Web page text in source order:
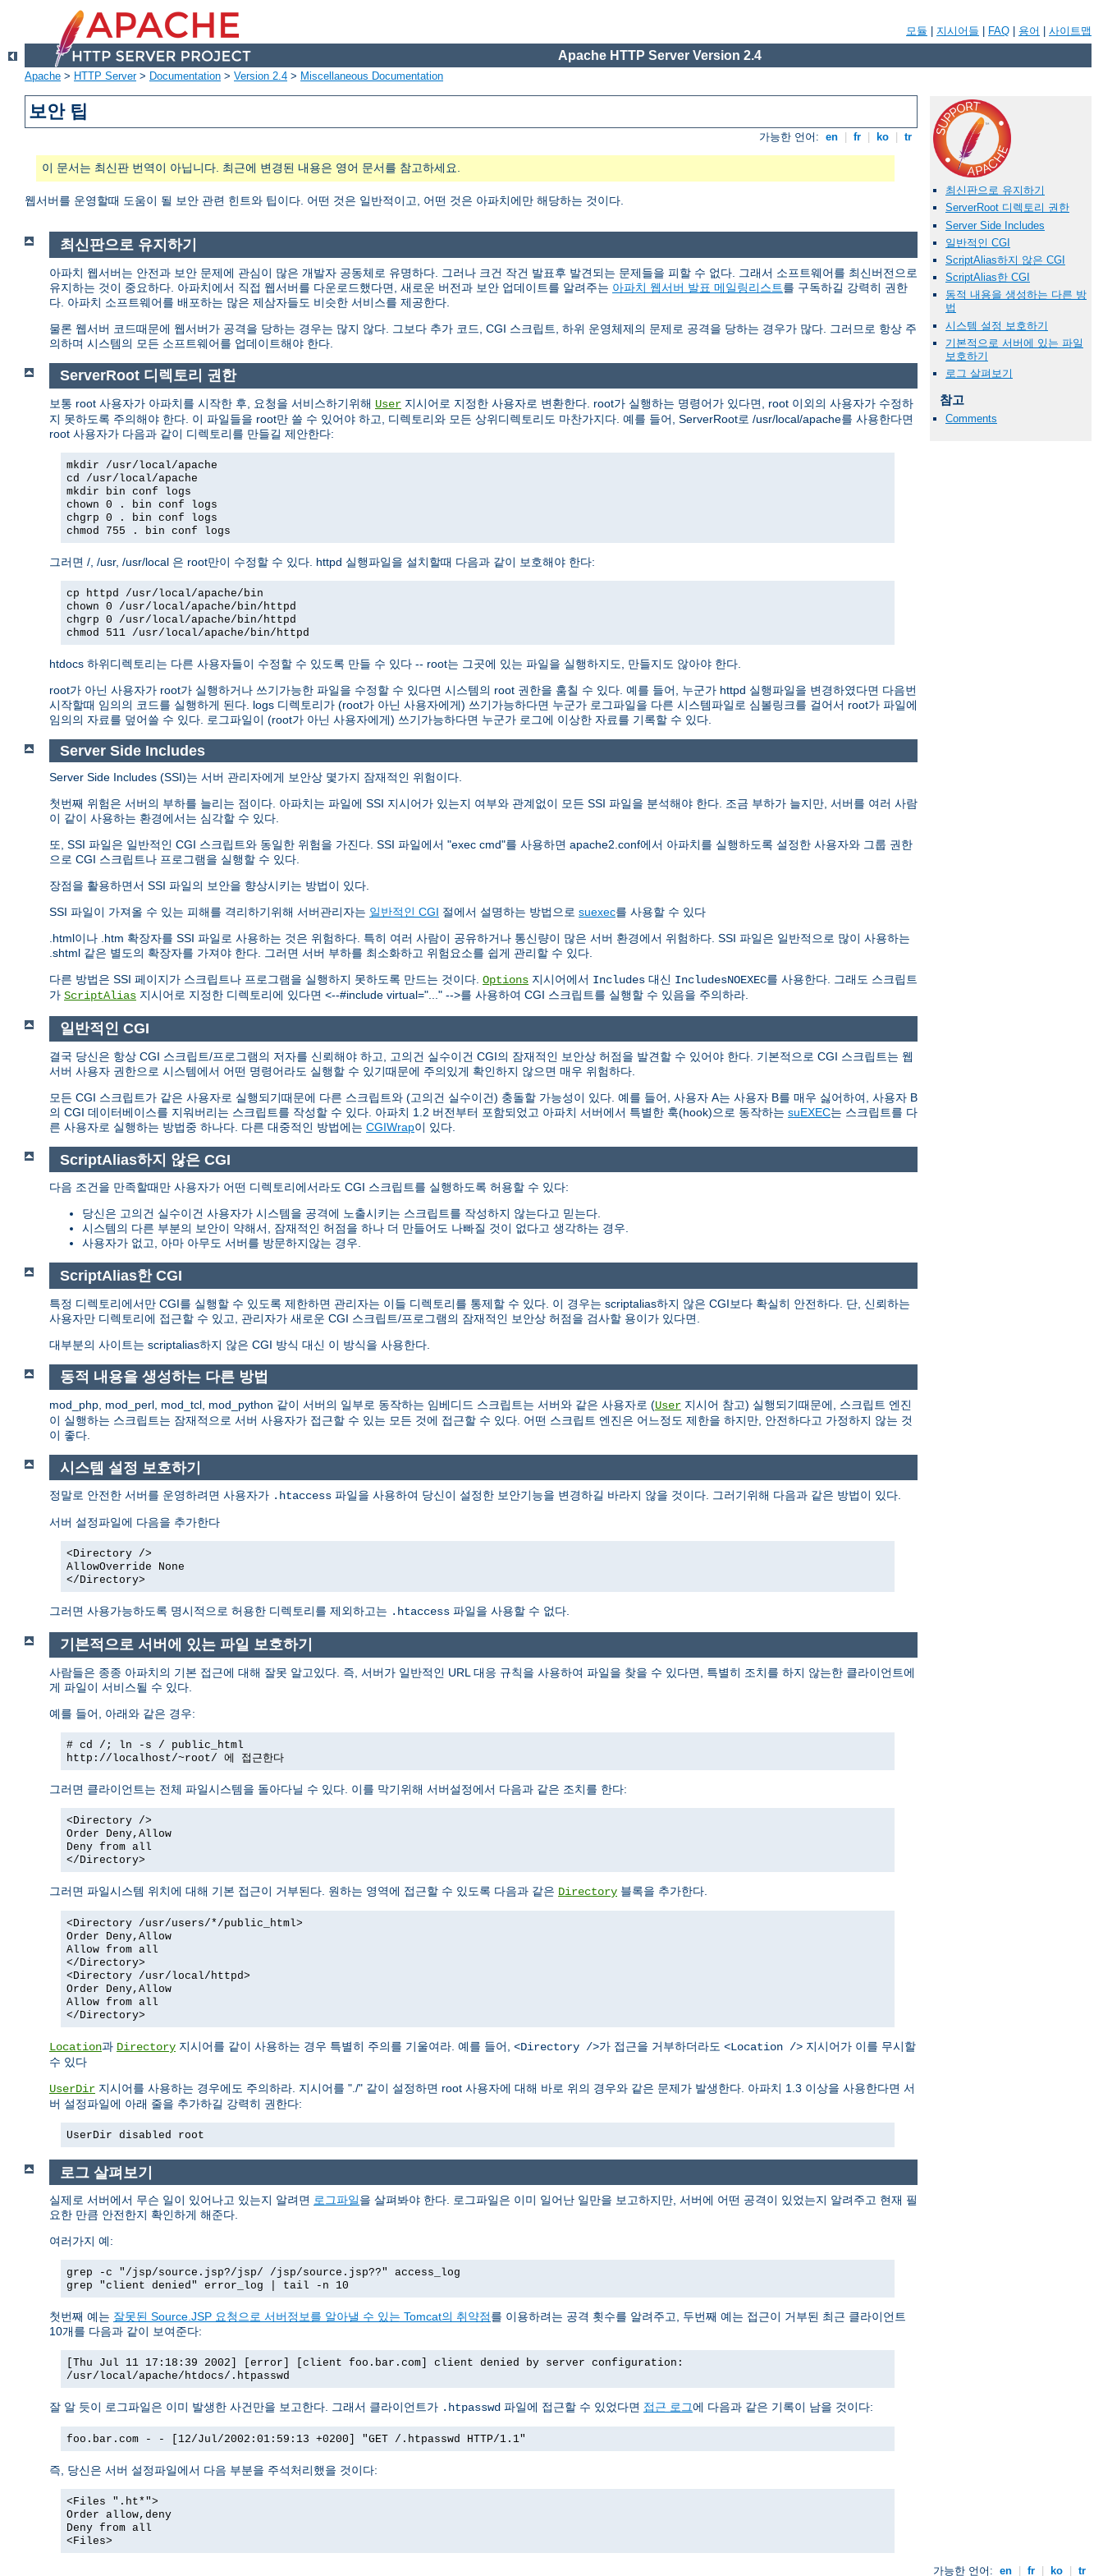
모듈 지시어들 FAQ 용어 사이트맵
Apache HTTP Server Version 2.4
Apache > HTTP Server> Documentation > Version 2.4 > Miscellaneous Documentation
보안 팁
가능한 언어: en fr ko tr
이 문서는 최신판 번역이 아닙니다. 최근에 변경된 내용은 영어 문서를 참고하세요.
웹서버를 운영할때 도움이 될 보안 관련 힌트와 팁이다. 어떤 것은 일반적이고, 어떤 것은 아파치에만 해당하는 것이다.
최신판으로 유지하기
ServerRoot 디렉토리 권한
Server Side Includes
일반적인 CGI
ScriptAlias하지 않은 CGI
ScriptAlias한 CGI
동적 내용을 생성하는 다른 방
법
시스템 설정 보호하기
기본적으로 서버에 있는 파일
보호하기
로그 살펴보기
참고
Comments
최신판으로 유지하기
아파치 웹서버는 안전과 보안 문제에 관심이 많은 개발자 공동체로 유명하다. 그러나 크건 작건 발표후 발견되는 문제들을 피할 수 없다. 그래서 소프트웨어를 최신버전으로
유지하는 것이 중요하다. 아파치에서 직접 웹서버를 다운로드했다면, 새로운 버전과 보안 업데이트를 알려주는 아파치 웹서버 발표 메일링리스트를 구독하길 강력히 권한
다. 아파치 소프트웨어를 배포하는 많은 제삼자들도 비슷한 서비스를 제공한다.
물론 웹서버 코드때문에 웹서버가 공격을 당하는 경우는 많지 않다. 그보다 추가 코드, CGI 스크립트, 하위 운영체제의 문제로 공격을 당하는 경우가 많다. 그러므로 항상 주
의하며 시스템의 모든 소프트웨어를 업데이트해야 한다.
ServerRoot 디렉토리 권한
보통 root 사용자가 아파치를 시작한 후, 요청을 서비스하기위해 User 지시어로 지정한 사용자로 변환한다. root가 실행하는 명령어가 있다면, root 이외의 사용자가 수정하
지 못하도록 주의해야 한다. 이 파일들을 root만 쓸 수 있어야 하고, 디렉토리와 모든 상위디렉토리도 마찬가지다. 예를 들어, ServerRoot로 /usr/local/apache를 사용한다면
root 사용자가 다음과 같이 디렉토리를 만들길 제안한다:
mkdir /usr/local/apache
cd /usr/local/apache
mkdir bin conf logs
chown 0 . bin conf logs
chgrp 0 . bin conf logs
chmod 755 . bin conf logs
그러면 /, /usr, /usr/local 은 root만이 수정할 수 있다. httpd 실행파일을 설치할때 다음과 같이 보호해야 한다:
cp httpd /usr/local/apache/bin
chown 0 /usr/local/apache/bin/httpd
chgrp 0 /usr/local/apache/bin/httpd
chmod 511 /usr/local/apache/bin/httpd
htdocs 하위디렉토리는 다른 사용자들이 수정할 수 있도록 만들 수 있다 -- root는 그곳에 있는 파일을 실행하지도, 만들지도 않아야 한다.
root가 아닌 사용자가 root가 실행하거나 쓰기가능한 파일을 수정할 수 있다면 시스템의 root 권한을 훔칠 수 있다. 예를 들어, 누군가 httpd 실행파일을 변경하였다면 다음번
시작할때 임의의 코드를 실행하게 된다. logs 디렉토리가 (root가 아닌 사용자에게) 쓰기가능하다면 누군가 로그파일을 다른 시스템파일로 심볼링크를 걸어서 root가 파일에
임의의 자료를 덮어쓸 수 있다. 로그파일이 (root가 아닌 사용자에게) 쓰기가능하다면 누군가 로그에 이상한 자료를 기록할 수 있다.
Server Side Includes
Server Side Includes (SSI)는 서버 관리자에게 보안상 몇가지 잠재적인 위험이다.
첫번째 위험은 서버의 부하를 늘리는 점이다. 아파치는 파일에 SSI 지시어가 있는지 여부와 관계없이 모든 SSI 파일을 분석해야 한다. 조금 부하가 늘지만, 서버를 여러 사람
이 같이 사용하는 환경에서는 심각할 수 있다.
또, SSI 파일은 일반적인 CGI 스크립트와 동일한 위험을 가진다. SSI 파일에서 "exec cmd"를 사용하면 apache2.conf에서 아파치를 실행하도록 설정한 사용자와 그룹 권한
으로 CGI 스크립트나 프로그램을 실행할 수 있다.
장점을 활용하면서 SSI 파일의 보안을 향상시키는 방법이 있다.
SSI 파일이 가져올 수 있는 피해를 격리하기위해 서버관리자는 일반적인 CGI 절에서 설명하는 방법으로 suexec를 사용할 수 있다
.html이나 .htm 확장자를 SSI 파일로 사용하는 것은 위험하다. 특히 여러 사람이 공유하거나 통신량이 많은 서버 환경에서 위험하다. SSI 파일은 일반적으로 많이 사용하는
.shtml 같은 별도의 확장자를 가져야 한다. 그러면 서버 부하를 최소화하고 위험요소를 쉽게 관리할 수 있다.
다른 방법은 SSI 페이지가 스크립트나 프로그램을 실행하지 못하도록 만드는 것이다. Options 지시어에서 Includes 대신 IncludesNOEXEC를 사용한다. 그래도 스크립트
가 ScriptAlias 지시어로 지정한 디렉토리에 있다면 <--#include virtual="..." -->를 사용하여 CGI 스크립트를 실행할 수 있음을 주의하라.
일반적인 CGI
결국 당신은 항상 CGI 스크립트/프로그램의 저자를 신뢰해야 하고, 고의건 실수이건 CGI의 잠재적인 보안상 허점을 발견할 수 있어야 한다. 기본적으로 CGI 스크립트는 웹
서버 사용자 권한으로 시스템에서 어떤 명령어라도 실행할 수 있기때문에 주의있게 확인하지 않으면 매우 위험하다.
모든 CGI 스크립트가 같은 사용자로 실행되기때문에 다른 스크립트와 (고의건 실수이건) 충돌할 가능성이 있다. 예를 들어, 사용자 A는 사용자 B를 매우 싫어하여, 사용자 B
의 CGI 데이터베이스를 지워버리는 스크립트를 작성할 수 있다. 아파치 1.2 버전부터 포함되었고 아파치 서버에서 특별한 훅(hook)으로 동작하는 suEXEC는 스크립트를 다
른 사용자로 실행하는 방법중 하나다. 다른 대중적인 방법에는 CGIWrap이 있다.
ScriptAlias하지 않은 CGI
다음 조건을 만족할때만 사용자가 어떤 디렉토리에서라도 CGI 스크립트를 실행하도록 허용할 수 있다:
당신은 고의건 실수이건 사용자가 시스템을 공격에 노출시키는 스크립트를 작성하지 않는다고 믿는다.
시스템의 다른 부분의 보안이 약해서, 잠재적인 허점을 하나 더 만들어도 나빠질 것이 없다고 생각하는 경우.
사용자가 없고, 아마 아무도 서버를 방문하지않는 경우.
ScriptAlias한 CGI
특정 디렉토리에서만 CGI를 실행할 수 있도록 제한하면 관리자는 이들 디렉토리를 통제할 수 있다. 이 경우는 scriptalias하지 않은 CGI보다 확실히 안전하다. 단, 신뢰하는
사용자만 디렉토리에 접근할 수 있고, 관리자가 새로운 CGI 스크립트/프로그램의 잠재적인 보안상 허점을 검사할 용이가 있다면.
대부분의 사이트는 scriptalias하지 않은 CGI 방식 대신 이 방식을 사용한다.
동적 내용을 생성하는 다른 방법
mod_php, mod_perl, mod_tcl, mod_python 같이 서버의 일부로 동작하는 임베디드 스크립트는 서버와 같은 사용자로 (User 지시어 참고) 실행되기때문에, 스크립트 엔진
이 실행하는 스크립트는 잠재적으로 서버 사용자가 접근할 수 있는 모든 것에 접근할 수 있다. 어떤 스크립트 엔진은 어느정도 제한을 하지만, 안전하다고 가정하지 않는 것
이 좋다.
시스템 설정 보호하기
정말로 안전한 서버를 운영하려면 사용자가 .htaccess 파일을 사용하여 당신이 설정한 보안기능을 변경하길 바라지 않을 것이다. 그러기위해 다음과 같은 방법이 있다.
서버 설정파일에 다음을 추가한다
<Directory />
AllowOverride None
</Directory>
그러면 사용가능하도록 명시적으로 허용한 디렉토리를 제외하고는 .htaccess 파일을 사용할 수 없다.
기본적으로 서버에 있는 파일 보호하기
사람들은 종종 아파치의 기본 접근에 대해 잘못 알고있다. 즉, 서버가 일반적인 URL 대응 규칙을 사용하여 파일을 찾을 수 있다면, 특별히 조치를 하지 않는한 클라이언트에
게 파일이 서비스될 수 있다.
예를 들어, 아래와 같은 경우:
# cd /; ln -s / public_html
http://localhost/~root/ 에 접근한다
그러면 클라이언트는 전체 파일시스템을 돌아다닐 수 있다. 이를 막기위해 서버설정에서 다음과 같은 조치를 한다:
<Directory />
Order Deny,Allow
Deny from all
</Directory>
그러면 파일시스템 위치에 대해 기본 접근이 거부된다. 원하는 영역에 접근할 수 있도록 다음과 같은 Directory 블록을 추가한다.
<Directory /usr/users/*/public_html>
Order Deny,Allow
Allow from all
</Directory>
<Directory /usr/local/httpd>
Order Deny,Allow
Allow from all
</Directory>
Location과 Directory 지시어를 같이 사용하는 경우 특별히 주의를 기울여라. 예를 들어, <Directory />가 접근을 거부하더라도 <Location /> 지시어가 이를 무시할
수 있다
UserDir 지시어를 사용하는 경우에도 주의하라. 지시어를 "./" 같이 설정하면 root 사용자에 대해 바로 위의 경우와 같은 문제가 발생한다. 아파치 1.3 이상을 사용한다면 서
버 설정파일에 아래 줄을 추가하길 강력히 권한다:
UserDir disabled root
로그 살펴보기
실제로 서버에서 무슨 일이 있어나고 있는지 알려면 로그파일을 살펴봐야 한다. 로그파일은 이미 일어난 일만을 보고하지만, 서버에 어떤 공격이 있었는지 알려주고 현재 필
요한 만큼 안전한지 확인하게 해준다.
여러가지 예:
grep -c "/jsp/source.jsp?/jsp/ /jsp/source.jsp??" access_log
grep "client denied" error_log | tail -n 10
첫번째 예는 잘못된 Source.JSP 요청으로 서버정보를 알아낼 수 있는 Tomcat의 취약점를 이용하려는 공격 횟수를 알려주고, 두번째 예는 접근이 거부된 최근 클라이언트
10개를 다음과 같이 보여준다:
[Thu Jul 11 17:18:39 2002] [error] [client foo.bar.com] client denied by server configuration:
/usr/local/apache/htdocs/.htpasswd
잘 알 듯이 로그파일은 이미 발생한 사건만을 보고한다. 그래서 클라이언트가 .htpasswd 파일에 접근할 수 있었다면 접근 로그에 다음과 같은 기록이 남을 것이다:
foo.bar.com - - [12/Jul/2002:01:59:13 +0200] "GET /.htpasswd HTTP/1.1"
즉, 당신은 서버 설정파일에서 다음 부분을 주석처리했을 것이다:
<Files ".ht*">
Order allow,deny
Deny from all
<Files>
가능한 언어: en fr ko tr